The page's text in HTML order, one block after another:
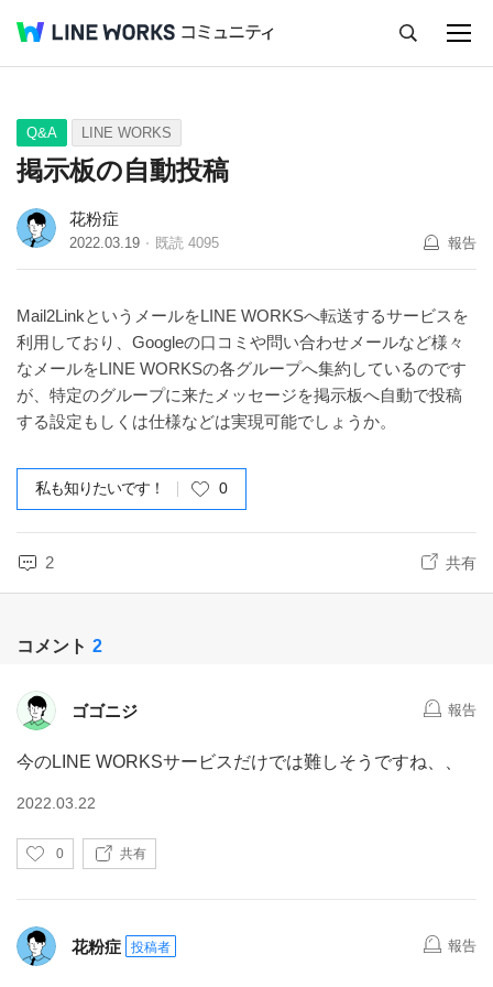
Q&A Tips Ideas
Q&A LINE WORKS
掲示板の自動投稿
花粉症
2022.03.19 既読 4095 報告
Mail2LinkというメールをLINE WORKSへ転送するサービスを
利用しており、Googleの口コミや問い合わせメールなど様々
なメールをLINE WORKSの各グループへ集約しているのです
が、特定のグループに来たメッセージを掲示板へ自動で投稿
する設定もしくは仕様などは実現可能でしょうか。
私も知りたいです！ 0
2 共有
コメント 2
ゴゴニジ 報告
今のLINE WORKSサービスだけでは難しそうですね、、
2022.03.22
い
0 共有
花粉症 投稿者 報告